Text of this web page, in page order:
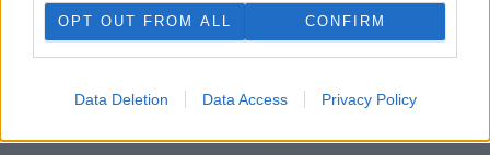
OPT OUT FROM ALL CONFIRM
Data Deletion Data Access Privacy Policy
Heslo